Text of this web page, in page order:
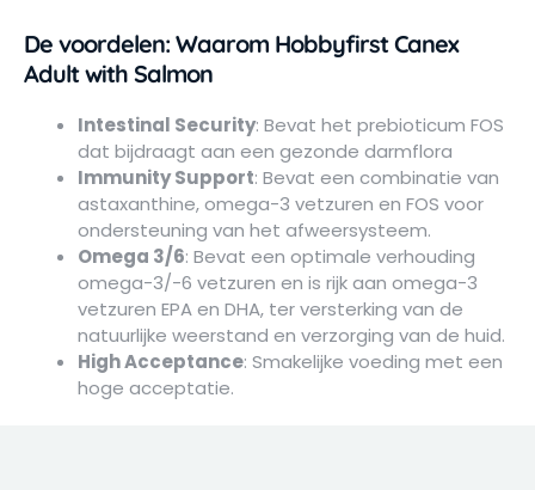
De voordelen: Waarom Hobbyfirst Canex
Adult with Salmon
Intestinal Security: Bevat het prebioticum FOS
dat bijdraagt aan een gezonde darmflora
Immunity Support: Bevat een combinatie van
astaxanthine, omega-3 vetzuren en FOS voor
ondersteuning van het afweersysteem.
Omega 3/6: Bevat een optimale verhouding
omega-3/-6 vetzuren en is rijk aan omega-3
vetzuren EPA en DHA, ter versterking van de
natuurlijke weerstand en verzorging van de huid.
High Acceptance: Smakelijke voeding met een
hoge acceptatie.